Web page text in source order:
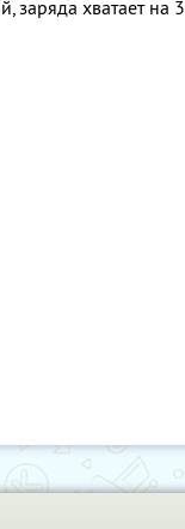
заряда хватает на 3